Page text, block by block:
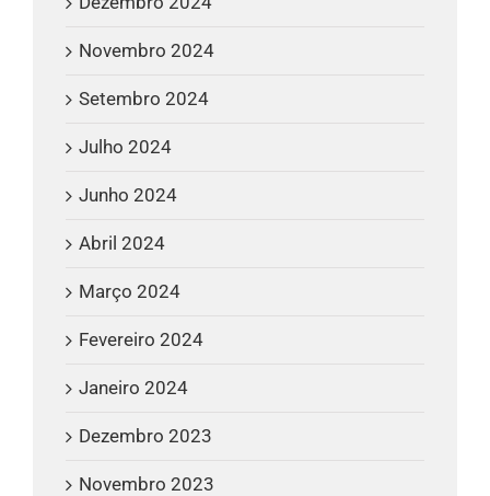
Novembro 2024
Setembro 2024
Julho 2024
Junho 2024
Abril 2024
Março 2024
Fevereiro 2024
Janeiro 2024
Dezembro 2023
Novembro 2023